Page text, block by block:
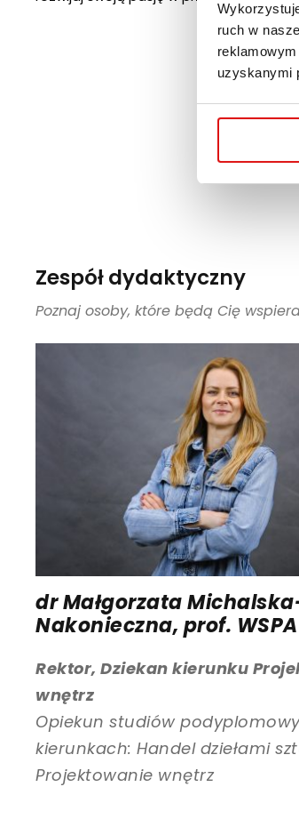
ruch w
uzyskanymi
Zespół dydaktyczny
Poznaj osoby, które będą Cię
dr Małgorzata
Nakonieczna, prof. WSPA
Rektor, Dziekan kierunku
wnętrz
Opiekun studiów
kierunkach: Handel dziełami
Projektowanie wnętrz